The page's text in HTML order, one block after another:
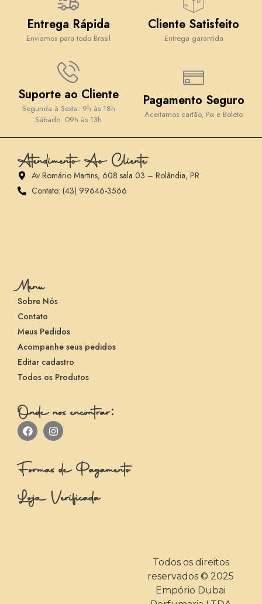
Entrega Rápida
Enviamos para todo Brasil
Cliente Satisfeito
Entrega garantida
Suporte ao Cliente
Segunda à Sexta: 9h às 18h
Sábado: 09h às 13h
Pagamento Seguro
Aceitamos cartão, Pix e Boleto
Atendimento Ao Cliente
Av Romário Martins, 608 sala 03 – Rolândia, PR
Contato: (43) 99646-3566
Menu
Sobre Nós
Contato
Meus Pedidos
Acompanhe seus pedidos
Editar cadastro
Todos os Produtos
Onde nos encontrar:
Formas de Pagamento
Loja Verificada
Todos os direitos
reservados © 2025
Empório Dubai